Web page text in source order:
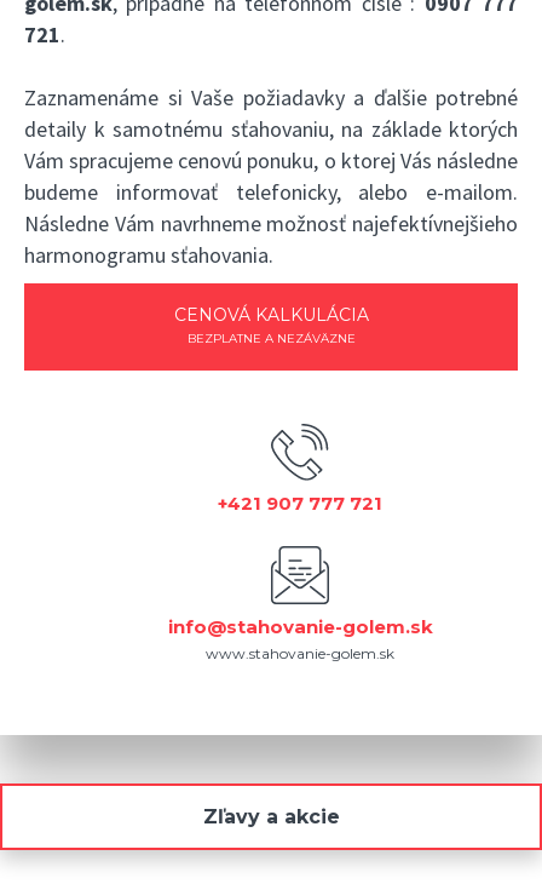
721.
Zaznamenáme si Vaše požiadavky a ďalšie potrebné
detaily k samotnému sťahovaniu, na základe ktorých
Vám spracujeme cenovú ponuku, o ktorej Vás následne
budeme informovať telefonicky, alebo e-mailom.
Následne Vám navrhneme možnosť najefektívnejšieho
harmonogramu sťahovania.
CENOVÁ KALKULÁCIA
BEZPLATNE A NEZÁVÄZNE
+421 907 777 721
info@stahovanie-golem.sk
www.stahovanie-golem.sk
Zľavy a akcie